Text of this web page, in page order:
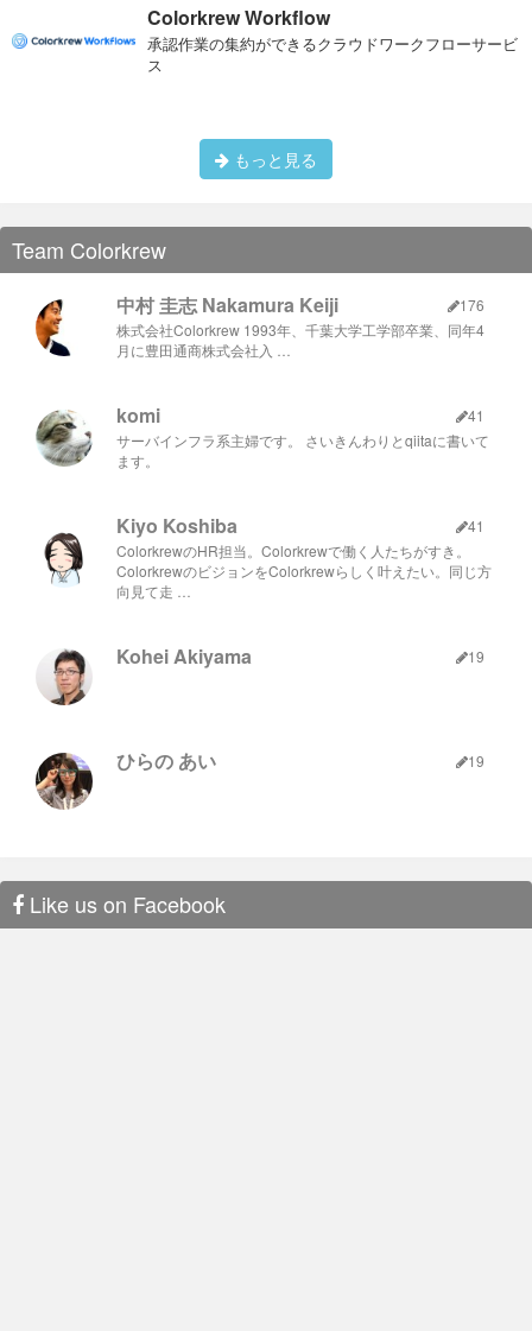
Colorkrew Workflow
承認作業の集約ができるクラウドワークフローサービ
ス
もっと見る
Team Colorkrew
中村 圭志 Nakamura Keiji
176
株式会社Colorkrew 1993年、千葉大学工学部卒業、同年4
月に豊田通商株式会社入 …
komi
41
サーバインフラ系主婦です。 さいきんわりとqiitaに書いて
ます。
Kiyo Koshiba
41
ColorkrewのHR担当。Colorkrewで働く人たちがすき。
ColorkrewのビジョンをColorkrewらしく叶えたい。同じ方
向見て走 …
Kohei Akiyama 19
ひらの あい 19
Like us on Facebook